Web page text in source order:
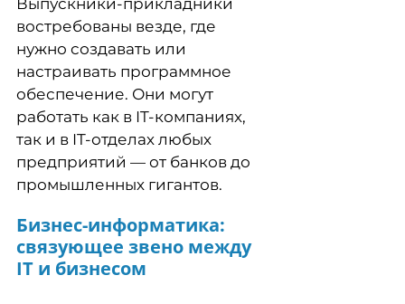
Выпускники-прикладники
востребованы везде, где
нужно создавать или
настраивать программное
обеспечение. Они могут
работать как в IT-компаниях,
так и в IT-отделах любых
предприятий — от банков до
промышленных гигантов.
Бизнес-информатика:
связующее звено между
IT и бизнесом